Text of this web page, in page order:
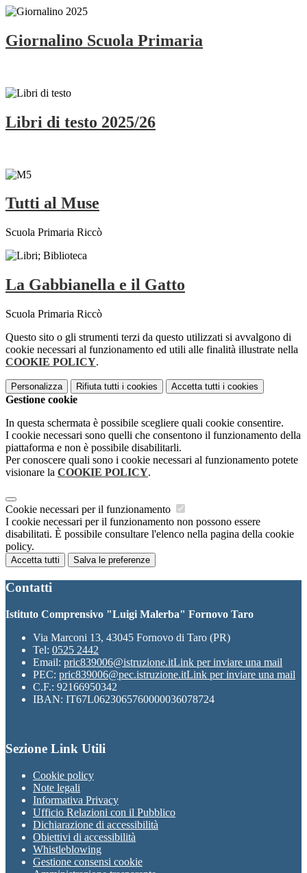
Giornalino Scuola Primaria
Libri di testo 2025/26
Tutti al Muse
Scuola Primaria Riccò
La Gabbianella e il Gatto
Scuola Primaria Riccò
Questo sito o gli strumenti terzi da questo utilizzati si avvalgono di
cookie necessari al funzionamento ed utili alle finalità illustrate nella
COOKIE POLICY.
Personalizza Rifiuta tutti i cookies Accetta tutti i cookies
Gestione cookie
In questa schermata è possibile scegliere quali cookie consentire.
I cookie necessari sono quelli che consentono il funzionamento della
piattaforma e non è possibile disabilitarli.
Per conoscere quali sono i cookie necessari al funzionamento potete
visionare la COOKIE POLICY.
Cookie necessari per il funzionamento
I cookie necessari per il funzionamento non possono essere
disabilitati. È possibile consultare l'elenco nella pagina della cookie
policy.
Accetta tutti Salva le preferenze
Contatti
Istituto Comprensivo "Luigi Malerba" Fornovo Taro
Via Marconi 13, 43045 Fornovo di Taro (PR)
Tel: 0525 2442
Email: pric839006@istruzione.itLink per inviare una mail
PEC: pric839006@pec.istruzione.itLink per inviare una mail
C.F.: 92166950342
IBAN: IT67L0623065760000036078724
Sezione Link Utili
Cookie policy
Note legali
Informativa Privacy
Ufficio Relazioni con il Pubblico
Dichiarazione di accessibilità
Obiettivi di accessibilità
Whistleblowing
Gestione consensi cookie